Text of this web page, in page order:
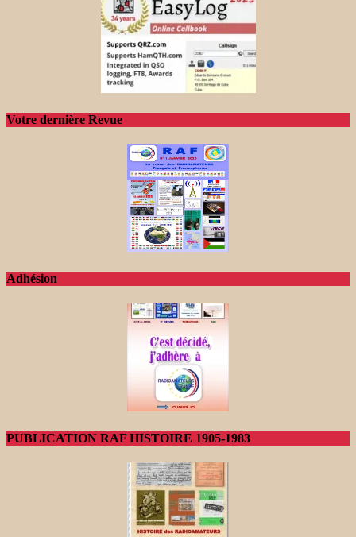
Votre dernière Revue
Adhésion
PUBLICATION RAF HISTOIRE 1905-1983